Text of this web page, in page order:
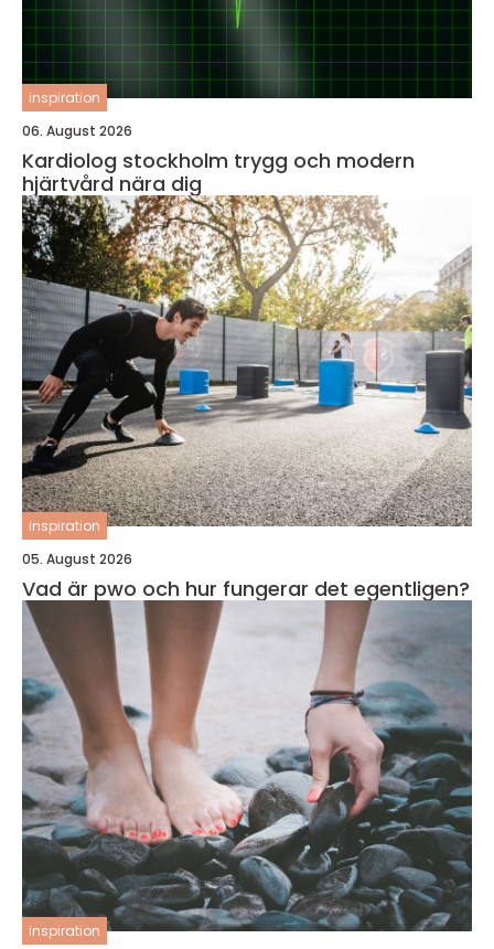
inspiration
06. August 2026
Kardiolog stockholm trygg och modern
hjärtvård nära dig
inspiration
05. August 2026
Vad är pwo och hur fungerar det egentligen?
inspiration